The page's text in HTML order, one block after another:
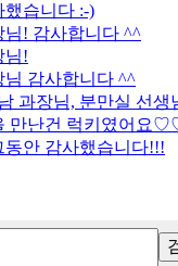
했습니다 :-)
님! 감사합니다 ^^
님!
님 감사합니다 ^^
과장님, 분만실 선
만난건 럭키였어요
동안 감사했습니다!!!